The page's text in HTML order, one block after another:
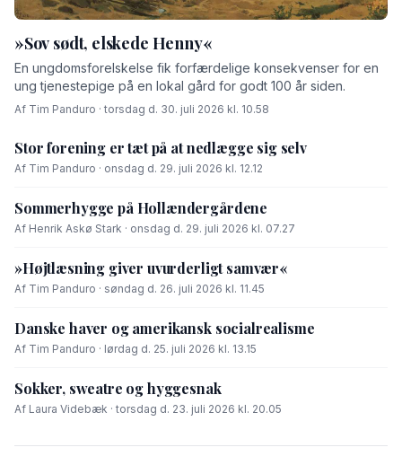
»Sov sødt, elskede Henny«
En ungdomsforelskelse fik forfærdelige konsekvenser for en
ung tjenestepige på en lokal gård for godt 100 år siden.
Af Tim Panduro · torsdag d. 30. juli 2026 kl. 10.58
Stor forening er tæt på at nedlægge sig selv
Af Tim Panduro · onsdag d. 29. juli 2026 kl. 12.12
Sommerhygge på Hollændergårdene
Af Henrik Askø Stark · onsdag d. 29. juli 2026 kl. 07.27
»Højtlæsning giver uvurderligt samvær«
Af Tim Panduro · søndag d. 26. juli 2026 kl. 11.45
Danske haver og amerikansk socialrealisme
Af Tim Panduro · lørdag d. 25. juli 2026 kl. 13.15
Sokker, sweatre og hyggesnak
Af Laura Videbæk · torsdag d. 23. juli 2026 kl. 20.05